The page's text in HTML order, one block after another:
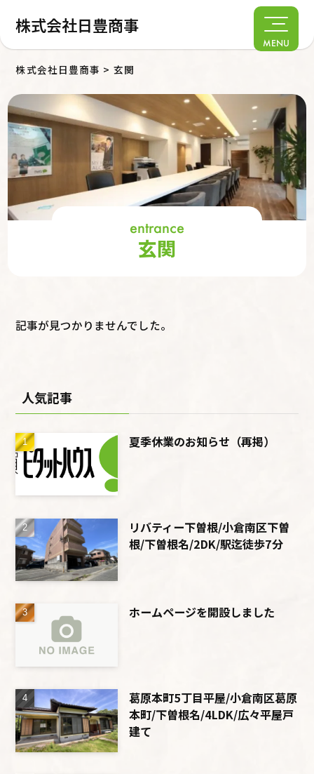
株式会社日豊商事
MENU
株式会社日豊商事 > 玄関
entrance
玄関
記事が見つかりませんでした。
人気記事
夏季休業のお知らせ（再掲）
リバティー下曽根/小倉南区下曽
根/下曽根名/2DK/駅迄徒歩7分
ホームページを開設しました
葛原本町5丁目平屋/小倉南区葛原
本町/下曽根名/4LDK/広々平屋戸
建て